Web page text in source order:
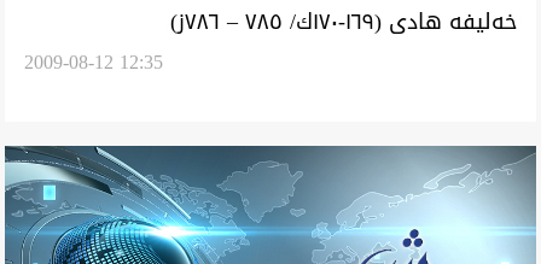
خه‌ليفه‌ هادی (١٦٩-١٧٠ك/ ٧٨٥ – ٧٨٦ز)
2009-08-12 12:35